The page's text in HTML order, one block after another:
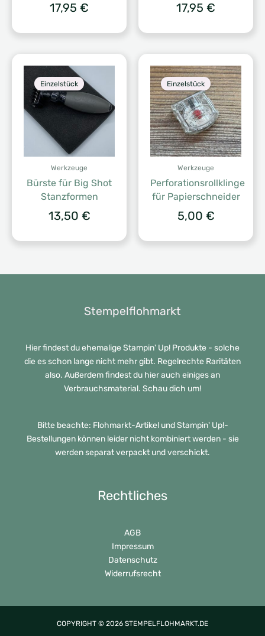
17,95 € 17,95 €
Einzelstück
Werkzeuge
Bürste für Big Shot
Stanzformen
13,50 €
Einzelstück
Werkzeuge
Perforationsrollklinge
für Papierschneider
5,00 €
Stempelflohmarkt
Hier findest du ehemalige Stampin' Up! Produkte - solche
die es schon lange nicht mehr gibt. Regelrechte Raritäten
also. Außerdem findest du hier auch einiges an
Verbrauchsmaterial. Schau dich um!
Bitte beachte: Flohmarkt-Artikel und Stampin' Up!-
Bestellungen können leider nicht kombiniert werden - sie
werden separat verpackt und verschickt.
Rechtliches
AGB
Impressum
Datenschutz
Widerrufsrecht
COPYRIGHT © 2026 STEMPELFLOHMARKT.DE